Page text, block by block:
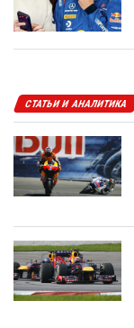
СТАТЬИ И АНАЛИТИКА